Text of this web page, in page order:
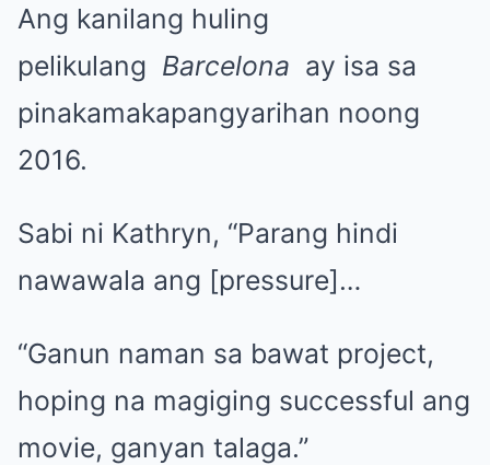
Ang kanilang huling
pelikulang Barcelona ay isa sa
pinakamakapangyarihan noong
2016.
Sabi ni Kathryn, “Parang hindi
nawawala ang [pressure]…
“Ganun naman sa bawat project,
hoping na magiging successful ang
movie, ganyan talaga.”